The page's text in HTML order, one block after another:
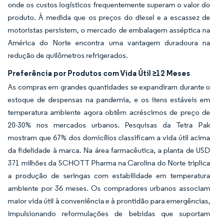
onde os custos logísticos frequentemente superam o valor do
produto. À medida que os preços do diesel e a escassez de
motoristas persistem, o mercado de embalagem asséptica na
América do Norte encontra uma vantagem duradoura na
redução de quilômetros refrigerados.
Preferência por Produtos com Vida Útil ≥12 Meses
As compras em grandes quantidades se expandiram durante o
estoque de despensas na pandemia, e os itens estáveis em
temperatura ambiente agora obtêm acréscimos de preço de
20-30% nos mercados urbanos. Pesquisas da Tetra Pak
mostram que 67% dos domicílios classificam a vida útil acima
da fidelidade à marca. Na área farmacêutica, a planta de USD
371 milhões da SCHOTT Pharma na Carolina do Norte triplica
a produção de seringas com estabilidade em temperatura
ambiente por 36 meses. Os compradores urbanos associam
maior vida útil à conveniência e à prontidão para emergências,
impulsionando reformulações de bebidas que suportam